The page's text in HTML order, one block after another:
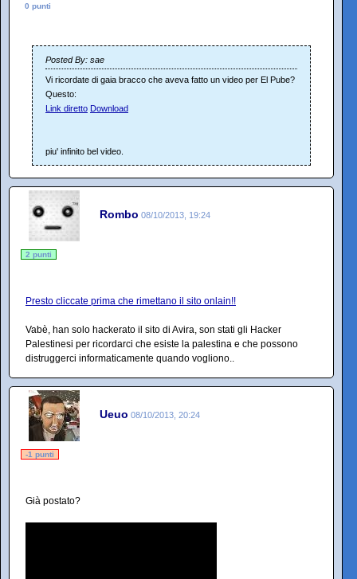
0 punti
Posted By: sae
Vi ricordate di gaia bracco che aveva fatto un video per El Pube?
Questo:
Link diretto Download
piu' infinito bel video.
Rombo 08/10/2013, 19:24
2 punti
Presto cliccate prima che rimettano il sito onlain!!
Vabè, han solo hackerato il sito di Avira, son stati gli Hacker
Palestinesi per ricordarci che esiste la palestina e che possono
distruggerci informaticamente quando vogliono..
Ueuo 08/10/2013, 20:24
-1 punti
Già postato?